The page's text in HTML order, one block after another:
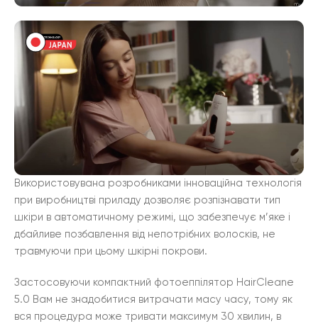
Використовувана розробниками інноваційна технологія
при виробництві приладу дозволяє розпізнавати тип
шкіри в автоматичному режимі, що забезпечує м’яке і
дбайливе позбавлення від непотрібних волосків, не
травмуючи при цьому шкірні покрови.
Застосовуючи компактний фотоеппілятор HairCleane
5.0 Вам не знадобитися витрачати масу часу, тому як
вся процедура може тривати максимум 30 хвилин, в